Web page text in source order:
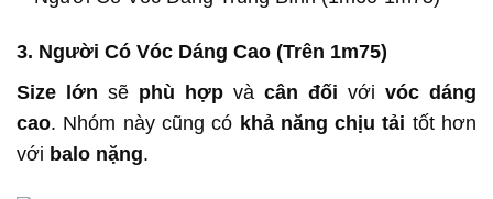
3. Người Có Vóc Dáng Cao (Trên 1m75)
Size lớn sẽ phù hợp và cân đối với vóc dáng
cao. Nhóm này cũng có khả năng chịu tải tốt hơn
với balo nặng.